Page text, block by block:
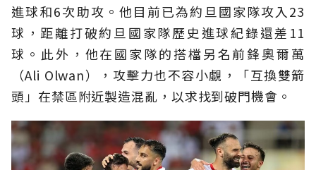
進球和6次助攻。他目前已為約旦國家隊攻入23
球，距離打破約旦國家隊歷史進球紀錄還差11
球。此外，他在國家隊的搭檔另名前鋒奧爾萬
（Ali Olwan），攻擊力也不容小覷，「互換雙箭
頭」在禁區附近製造混亂，以求找到破門機會。